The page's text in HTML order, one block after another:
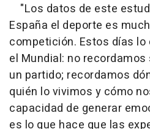
"Los datos de este
España el deporte es
competición. Estos días
el Mundial: no
un partido; recordamos
quién lo vivimos y cómo
capacidad de generar
es lo que hace que las